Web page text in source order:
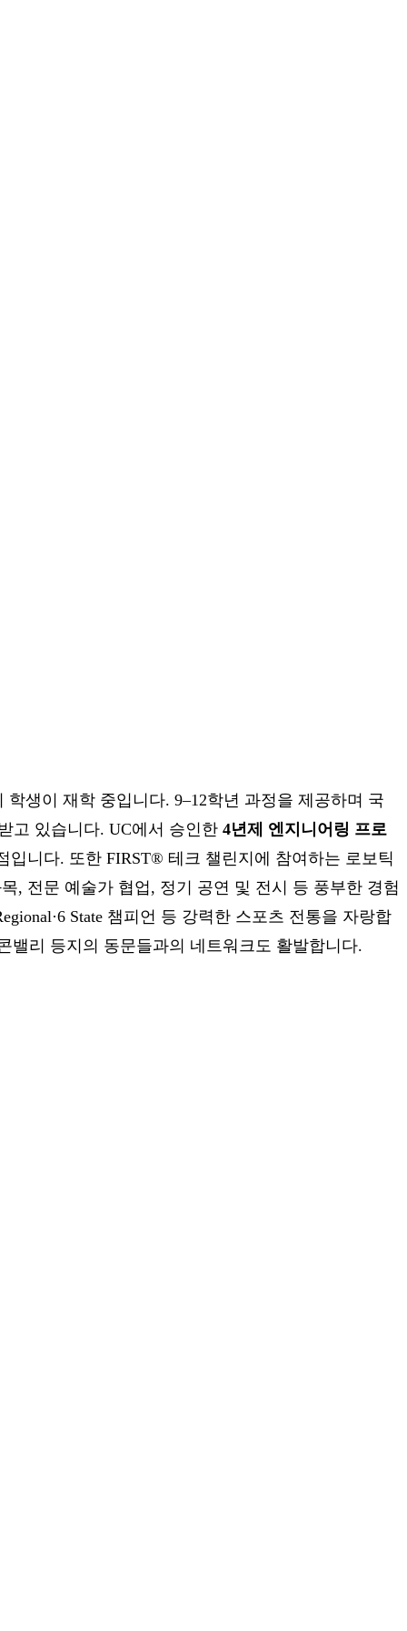
생이 재학 중입니다. 9–12학년 과정을 제공하며 국
고 있습니다. UC에서 승인한 4년제 엔지니어링 프로
입니다. 또한 FIRST® 테크 챌린지에 참여하는 로보틱
, 전문 예술가 협업, 정기 공연 및 전시 등 풍부한 경험
State 챔피언 등 강력한 스포츠 전통을 자랑합
밸리 등지의 동문들과의 네트워크도 활발합니다.